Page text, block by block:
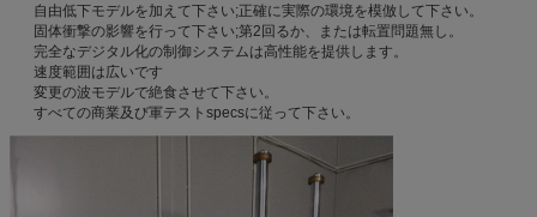
自由低下モデルを加えて下さい;正確に実際の環境を模倣して下さい。
固体衝撃の影響を行って下さい;第2回るか、または転置問題無し。
完全なデジタル化の制御システムは高性能を提供します。
速度範囲は広いです
変更の波モデルで絶食させて下さい。
すべての商業及び軍テストspecsに従って下さい。